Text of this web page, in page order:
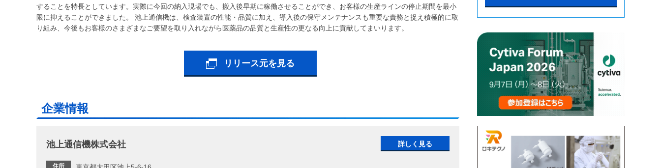
することを特長としています。実際に今回の納入現場でも、搬入後早期に稼働させることができ、お客様の生産ラインの停止期間を最小
限に抑えることができました。 池上通信機は、検査装置の性能・品質に加え、導入後の保守メンテナンスも重要な責務と捉え積極的に取
り組み、今後もお客様のさまざまなご要望を取り入れながら医薬品の品質と生産性の更なる向上に貢献してまいります。
リリース元を見る
企業情報
池上通信機株式会社
住所
詳しく見る